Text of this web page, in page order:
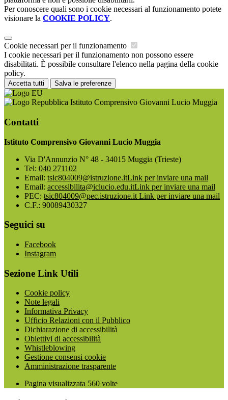
Per conoscere quali sono i cookie necessari al funzionamento potete
visionare la COOKIE POLICY.
Cookie necessari per il funzionamento
I cookie necessari per il funzionamento non possono essere
disabilitati. È possibile consultare l'elenco nella pagina della cookie
policy.
Accetta tutti Salva le preferenze
Istituto Comprensivo Giovanni Lucio Muggia
Contatti
Istituto Comprensivo Giovanni Lucio Muggia
Via D'Annunzio N° 48 - 34015 Muggia (Trieste)
Tel: 040 271102
Email: tsic804009@istruzione.itLink per inviare una mail
Email: accessibilita@iclucio.edu.itLink per inviare una mail
PEC: tsic804009@pec.istruzione.it Link per inviare una mail
C.F.: 90089430327
Seguici su
Facebook
Instagram
Sezione Link Utili
Cookie policy
Note legali
Informativa Privacy
Ufficio Relazioni con il Pubblico
Dichiarazione di accessibilità
Obiettivi di accessibilità
Whistleblowing
Gestione consensi cookie
Amministrazione trasparente
Pagina visualizzata 560 volte